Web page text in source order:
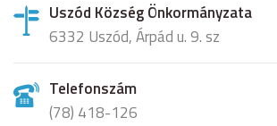
Uszód Község Önkormányzata
6332 Uszód, Árpád u. 9. sz
Telefonszám
(78) 418-126